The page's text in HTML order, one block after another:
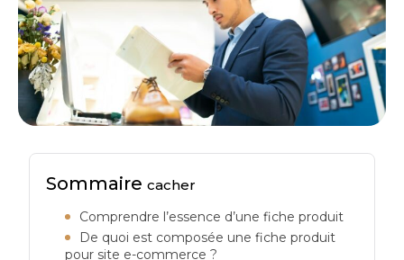
Sommairecacher
Comprendre l’essence d’une fiche produit
De quoi est composée une fiche produit
pour site e-commerce ?